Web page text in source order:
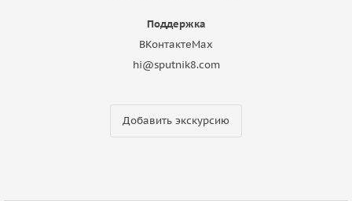
Поддержка
ВКонтактеMax
hi@sputnik8.com
Добавить экскурсию